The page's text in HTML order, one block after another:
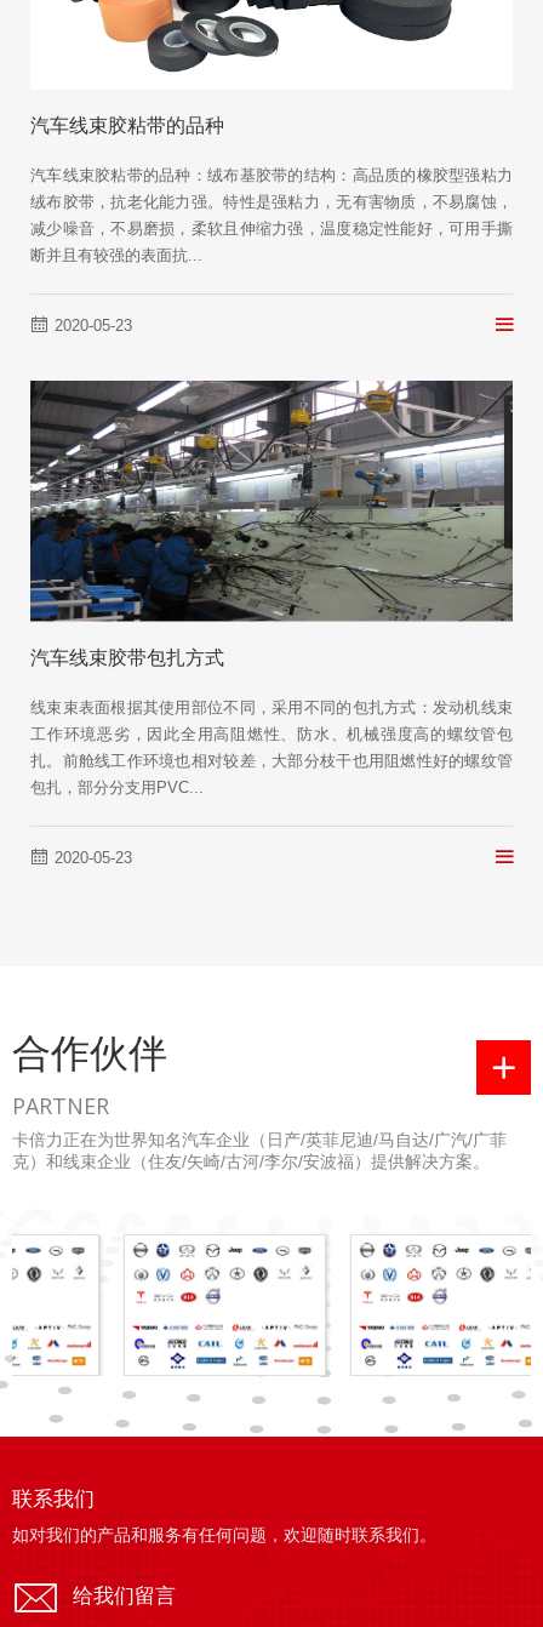
汽车线束胶粘带的品种
汽车线束胶粘带的品种：绒布基胶带的结构：高品质的橡胶型强粘力
绒布胶带，抗老化能力强。特性是强粘力，无有害物质，不易腐蚀，
减少噪音，不易磨损，柔软且伸缩力强，温度稳定性能好，可用手撕
断并且有较强的表面抗...
2020-05-23
汽车线束胶带包扎方式
线束束表面根据其使用部位不同，采用不同的包扎方式：发动机线束
工作环境恶劣，因此全用高阻燃性、防水、机械强度高的螺纹管包
扎。前舱线工作环境也相对较差，大部分枝干也用阻燃性好的螺纹管
包扎，部分分支用PVC...
2020-05-23
合作伙伴
PARTNER
卡倍力正在为世界知名汽车企业（日产/英菲尼迪/马自达/广汽/广菲
克）和线束企业（住友/矢崎/古河/李尔/安波福）提供解决方案。

联系我们
如对我们的产品和服务有任何问题，欢迎随时联系我们。
给我们留言